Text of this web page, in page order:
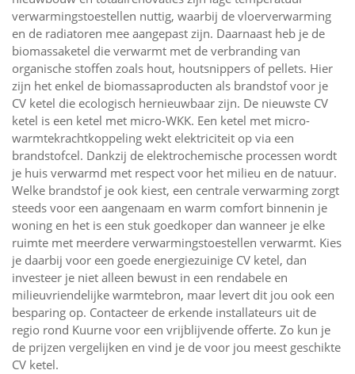
verwarmingstoestellen nuttig, waarbij de vloerverwarming
en de radiatoren mee aangepast zijn. Daarnaast heb je de
biomassaketel die verwarmt met de verbranding van
organische stoffen zoals hout, houtsnippers of pellets. Hier
zijn het enkel de biomassaproducten als brandstof voor je
CV ketel die ecologisch hernieuwbaar zijn. De nieuwste CV
ketel is een ketel met micro-WKK. Een ketel met micro-
warmtekrachtkoppeling wekt elektriciteit op via een
brandstofcel. Dankzij de elektrochemische processen wordt
je huis verwarmd met respect voor het milieu en de natuur.
Welke brandstof je ook kiest, een centrale verwarming zorgt
steeds voor een aangenaam en warm comfort binnenin je
woning en het is een stuk goedkoper dan wanneer je elke
ruimte met meerdere verwarmingstoestellen verwarmt. Kies
je daarbij voor een goede energiezuinige CV ketel, dan
investeer je niet alleen bewust in een rendabele en
milieuvriendelijke warmtebron, maar levert dit jou ook een
besparing op. Contacteer de erkende installateurs uit de
regio rond Kuurne voor een vrijblijvende offerte. Zo kun je
de prijzen vergelijken en vind je de voor jou meest geschikte
CV ketel.